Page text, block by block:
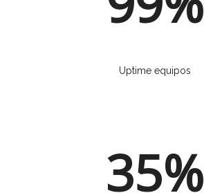
Uptime equipos
35%